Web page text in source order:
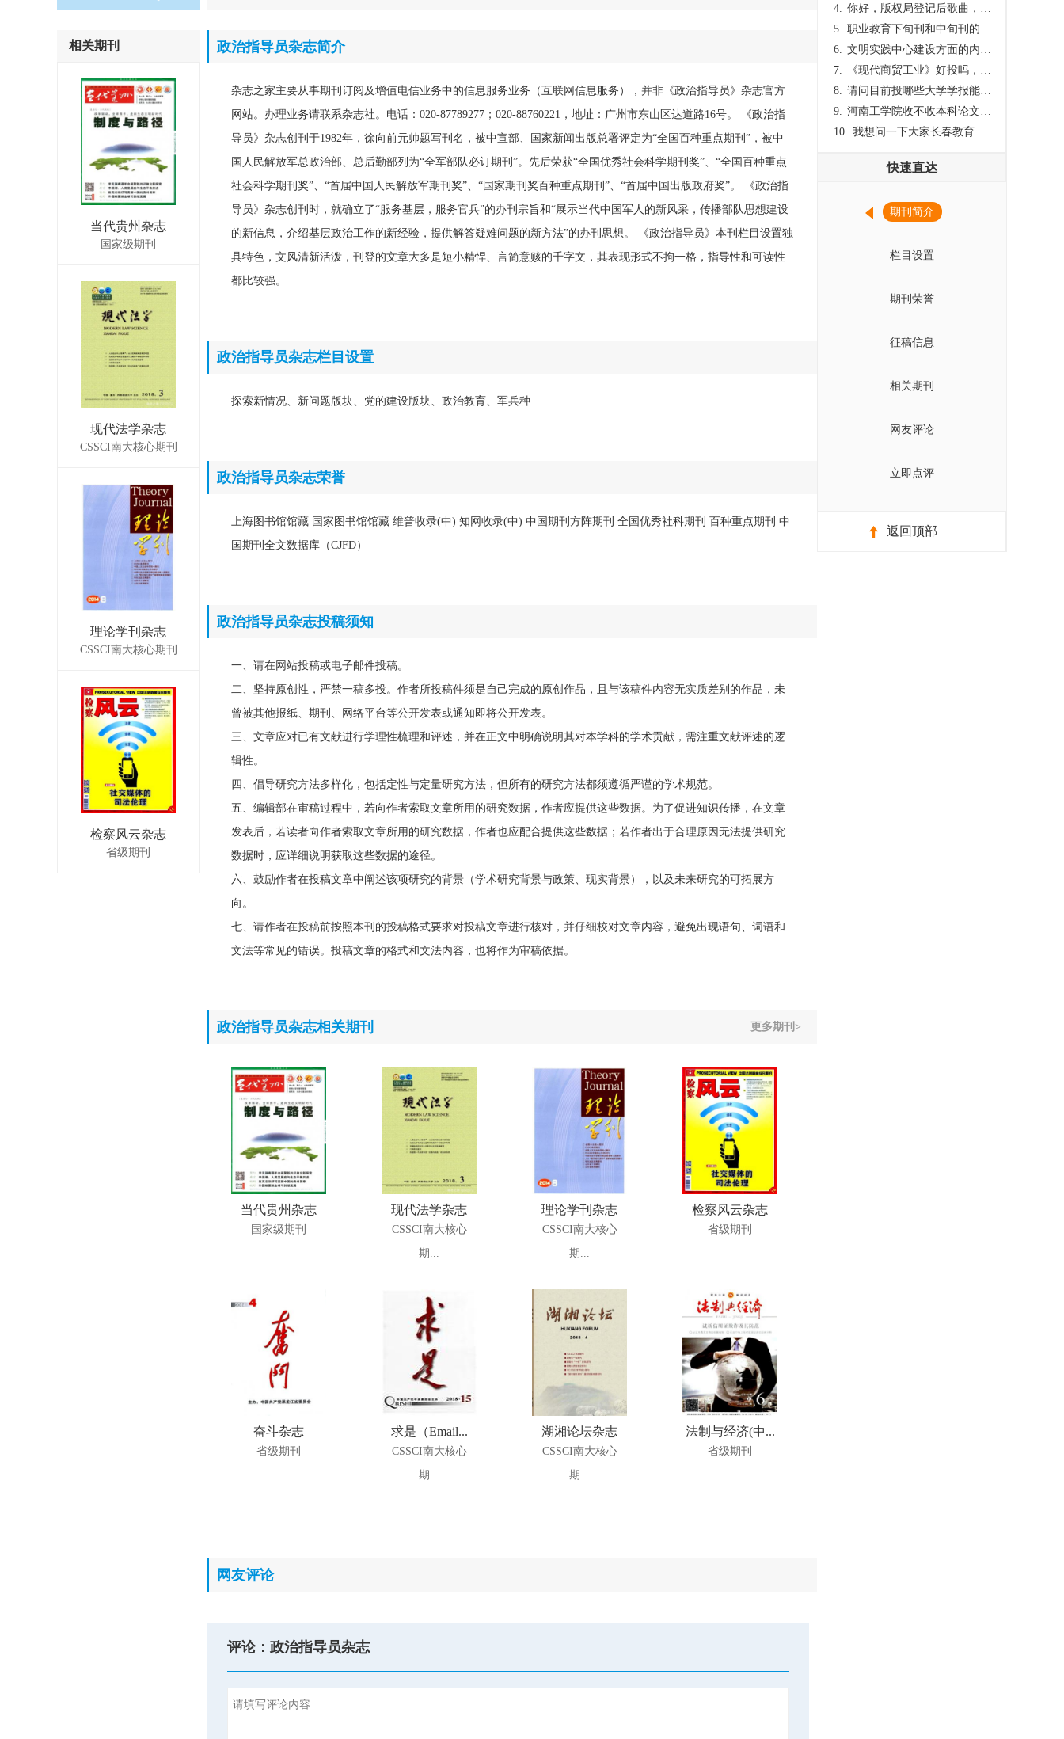
相关期刊
当代贵州杂志
国家级期刊
现代法学杂志
CSSCI南大核心期刊
理论学刊杂志
CSSCI南大核心期刊
检察风云杂志
省级期刊
政治指导员杂志简介
杂志之家主要从事期刊订阅及增值电信业务中的信息服务业务（互联网信息服务），并非《政治指导员》杂志官方
网站。办理业务请联系杂志社。电话：020-87789277；020-88760221，地址：广州市东山区达道路16号。 《政治指
导员》杂志创刊于1982年，徐向前元帅题写刊名，被中宣部、国家新闻出版总署评定为“全国百种重点期刊”，被中
国人民解放军总政治部、总后勤部列为“全军部队必订期刊”。先后荣获“全国优秀社会科学期刊奖”、“全国百种重点
社会科学期刊奖”、“首届中国人民解放军期刊奖”、“国家期刊奖百种重点期刊”、“首届中国出版政府奖”。 《政治指
导员》杂志创刊时，就确立了“服务基层，服务官兵”的办刊宗旨和“展示当代中国军人的新风采，传播部队思想建设
的新信息，介绍基层政治工作的新经验，提供解答疑难问题的新方法”的办刊思想。 《政治指导员》本刊栏目设置独
具特色，文风清新活泼，刊登的文章大多是短小精悍、言简意赅的千字文，其表现形式不拘一格，指导性和可读性
都比较强。
政治指导员杂志栏目设置
探索新情况、新问题版块、党的建设版块、政治教育、军兵种
政治指导员杂志荣誉
上海图书馆馆藏 国家图书馆馆藏 维普收录(中) 知网收录(中) 中国期刊方阵期刊 全国优秀社科期刊 百种重点期刊 中
国期刊全文数据库（CJFD）
政治指导员杂志投稿须知
一、请在网站投稿或电子邮件投稿。
二、坚持原创性，严禁一稿多投。作者所投稿件须是自己完成的原创作品，且与该稿件内容无实质差别的作品，未
曾被其他报纸、期刊、网络平台等公开发表或通知即将公开发表。
三、文章应对已有文献进行学理性梳理和评述，并在正文中明确说明其对本学科的学术贡献，需注重文献评述的逻
辑性。
四、倡导研究方法多样化，包括定性与定量研究方法，但所有的研究方法都须遵循严谨的学术规范。
五、编辑部在审稿过程中，若向作者索取文章所用的研究数据，作者应提供这些数据。为了促进知识传播，在文章
发表后，若读者向作者索取文章所用的研究数据，作者也应配合提供这些数据；若作者出于合理原因无法提供研究
数据时，应详细说明获取这些数据的途径。
六、鼓励作者在投稿文章中阐述该项研究的背景（学术研究背景与政策、现实背景），以及未来研究的可拓展方
向。
七、请作者在投稿前按照本刊的投稿格式要求对投稿文章进行核对，并仔细校对文章内容，避免出现语句、词语和
文法等常见的错误。投稿文章的格式和文法内容，也将作为审稿依据。
政治指导员杂志相关期刊 更多期刊>
当代贵州杂志
国家级期刊
现代法学杂志
CSSCI南大核心
期...
理论学刊杂志
CSSCI南大核心
期...
检察风云杂志
省级期刊
奋斗杂志
省级期刊
求是（Email...
CSSCI南大核心
期...
湖湘论坛杂志
CSSCI南大核心
期...
法制与经济(中...
省级期刊
网友评论
评论：政治指导员杂志
4. 你好，版权局登记后歌曲，这里能否发表
5. 职业教育下旬刊和中旬刊的国内刊号一样，他们有什么区别，两本刊物都是真的吗？
6. 文明实践中心建设方面的内容适合那种期刊
7.
《现代商贸工业》好投吗，版面费多少？
8. 请问目前投哪些大学学报能较快出刊啊
9. 河南工学院收不收本科论文呀？
10. 我想问一下大家长春教育学院学报是本科学报吗？
快速直达
期刊简介
栏目设置
期刊荣誉
征稿信息
相关期刊
网友评论
立即点评
返回顶部